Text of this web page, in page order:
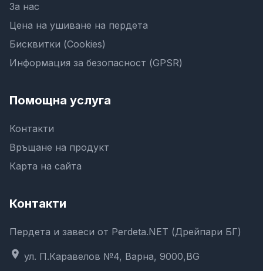
За нас
Цена на ушиване на пердета
Бисквитки (Cookies)
Информация за безопасност (GPSR)
Помощна услуга
Контакти
Връщане на продукт
Карта на сайта
Контакти
Пердета и завеси от Perdeta.NET (Дрейпари БГ)
location_on ул. П.Каравелов №4, Варна, 9000,BG